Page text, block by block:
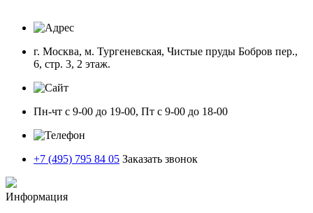
г. Москва, м. Тургеневская, Чистые пруды Бобров пер.,
6, стр. 3, 2 этаж.
Пн-чт с 9-00 до 19-00, Пт с 9-00 до 18-00
+7 (495) 795 84 05 Заказать звонок
Информация